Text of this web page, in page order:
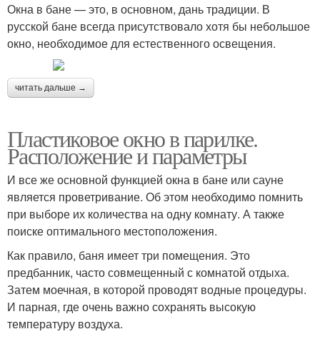
Окна в бане — это, в основном, дань традиции. В
русской бане всегда присутствовало хотя бы небольшое
окно, необходимое для естественного освещения.
читать дальше →
Пластиковое окно в парилке.
Расположение и параметры
И все же основной функцией окна в бане или сауне
является проветривание. Об этом необходимо помнить
при выборе их количества на одну комнату. А также
поиске оптимального местоположения.
Как правило, баня имеет три помещения. Это
предбанник, часто совмещенный с комнатой отдыха.
Затем моечная, в которой проводят водные процедуры.
И парная, где очень важно сохранять высокую
температуру воздуха.